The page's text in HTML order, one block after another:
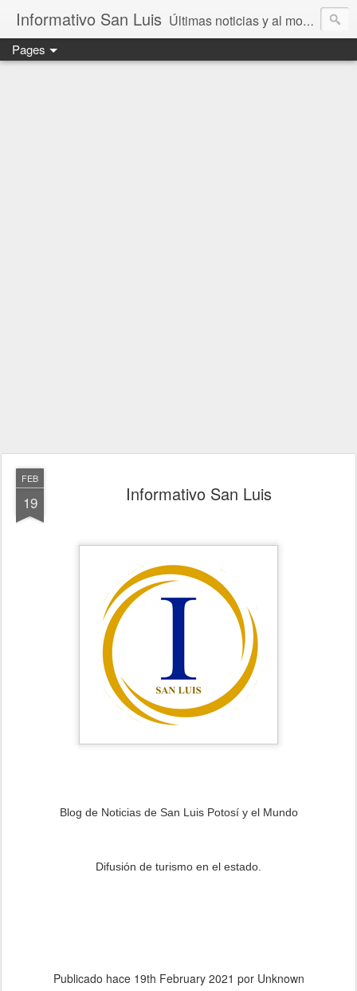
Informativo San Luis Últimas noticias y al momento en San Luis Potosí, México y el mundo.
Pages
FEB
19 Informativo San Luis
Blog de Noticias de San Luis Potosí y el Mundo
Difusión de turismo en el estado.
Publicado hace 19th February 2021 por Unknown